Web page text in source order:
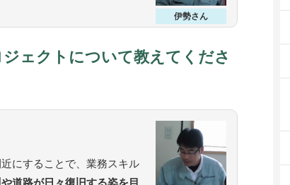
伊勢さん
ェクトについて教えてくださ
にすることで、業務スキル